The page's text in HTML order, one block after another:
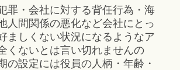
罪・会社に対する背任行為・海
人間関係の悪化など会社にとっ
ましくない状況になるようなア
くないとは言い切れませんの
の設定には役員の人柄・年齢・